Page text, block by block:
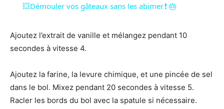
💥Démouler vos gâteaux sans les abimer ❗ 🎂
Ajoutez l’extrait de vanille et mélangez pendant 10
secondes à vitesse 4.
Ajoutez la farine, la levure chimique, et une pincée de sel
dans le bol. Mixez pendant 20 secondes à vitesse 5.
Racler les bords du bol avec la spatule si nécessaire.